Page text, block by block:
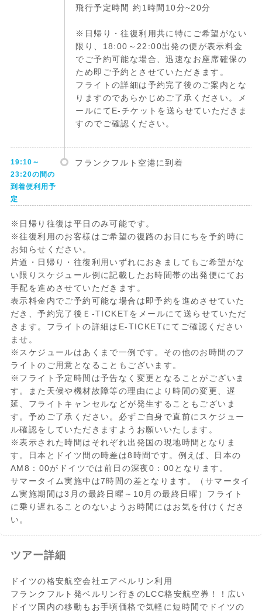
飛行予定時間 約1時間10分~20分
※日帰り・往復利用共に特にご希望がない
限り、18:00～22:00出発の便が表示料金
でご予約可能な場合、迅速なお座席確保の
ため即ご予約とさせていただきます。
フライトの詳細は予約完了後のご案内とな
りますのであらかじめご了承ください。メ
ールにてE-チケットを送らせていただきま
すのでご確認ください。
19:10～
23:20の間の
到着便利用予
定
フランクフルト空港に到着
※日帰り往復は平日のみ可能です。
※往復利用のお客様はご希望の復路のお日にちを予約時に
お知らせください。
片道・日帰り・往復利用いずれにおきましてもご希望がな
い限りスケジュール例に記載したお時間帯の出発便にてお
手配を進めさせていただきます。
表示料金内でご予約可能な場合は即予約を進めさせていた
だき、予約完了後Ｅ-TICKETをメールにて送らせていただ
きます。フライトの詳細はE-TICKETにてご確認ください
ませ。
※スケジュールはあくまで一例です。その他のお時間のフ
ライトのご用意となることもございます。
※フライト予定時間は予告なく変更となることがございま
す。また天候や機材故障等の理由により時間の変更、遅
延、フライトキャンセルなどが発生することもございま
す。予めご了承ください。必ずご自身で直前にスケジュー
ル確認をしていただきますようお願いいたします。
※表示された時間はそれぞれ出発国の現地時間となりま
す。日本とドイツ間の時差は8時間です。例えば、日本の
AM8：00がドイツでは前日の深夜0：00となります。
サマータイム実施中は7時間の差となります。（サマータイ
ム実施期間は3月の最終日曜～10月の最終日曜）フライト
に乗り遅れることのないようお時間にはお気を付けくださ
い。
ツアー詳細
ドイツの格安航空会社エアベルリン利用
フランクフルト発ベルリン行きのLCC格安航空券！！広い
ドイツ国内の移動もお手頃価格で気軽に短時間でドイツの